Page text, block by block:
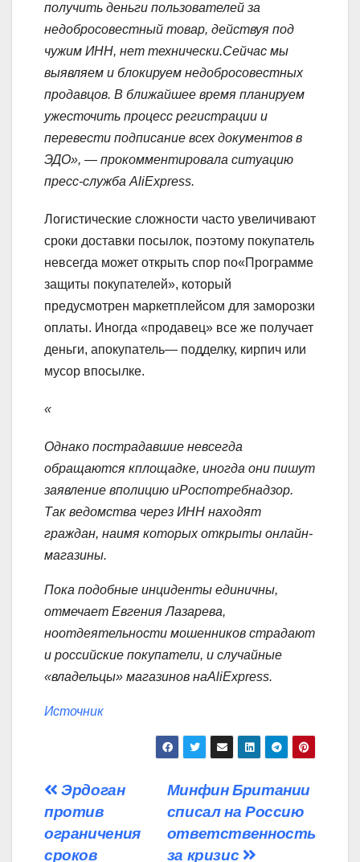
получить деньги пользователей за
недобросовестный товар, действуя под
чужим ИНН, нет технически.Сейчас мы
выявляем и блокируем недобросовестных
продавцов. В ближайшее время планируем
ужесточить процесс регистрации и
перевести подписание всех документов в
ЭДО», — прокомментировала ситуацию
пресс-служба AliExpress.
Логистические сложности часто увеличивают
сроки доставки посылок, поэтому покупатель
невсегда может открыть спор по«Программе
защиты покупателей», который
предусмотрен маркетплейсом для заморозки
оплаты. Иногда «продавец» все же получает
деньги, апокупатель— подделку, кирпич или
мусор впосылке.
«
Однако пострадавшие невсегда
обращаются кплощадке, иногда они пишут
заявление вполицию иРоспотребнадзор.
Так ведомства через ИНН находят
граждан, наимя которых открыты онлайн-
магазины.
Пока подобные инциденты единичны,
отмечает Евгения Лазарева,
ноотдеятельности мошенников страдают
и российские покупатели, и случайные
«владельцы» магазинов наAliExpress.
Источник
Навигация
по
Минфин Британии
списал на Россию
ответственность
за кризис
Эрдоган
против
ограничения
сроков